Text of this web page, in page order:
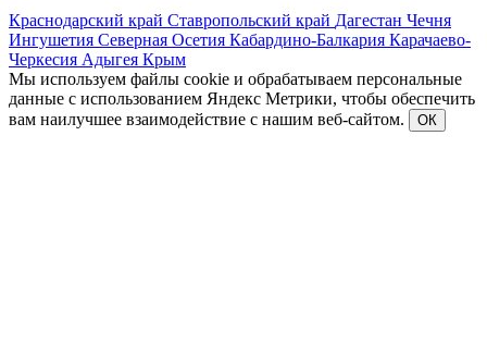
Краснодарский край Ставропольский край Дагестан Чечня
Ингушетия Северная Осетия Кабардино-Балкария Карачаево-
Черкесия Адыгея Крым
Мы используем файлы cookie и обрабатываем персональные
данные с использованием Яндекс Метрики, чтобы обеспечить
вам наилучшее взаимодействие с нашим веб-сайтом.
ОК